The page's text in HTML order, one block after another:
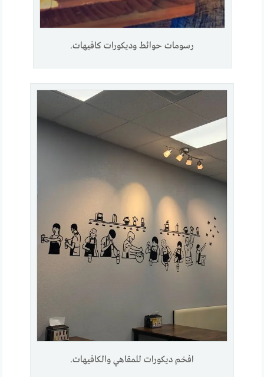
رسومات حوائط وديكورات كافيهات.
افخم ديكورات للمقاهي والكافيهات.